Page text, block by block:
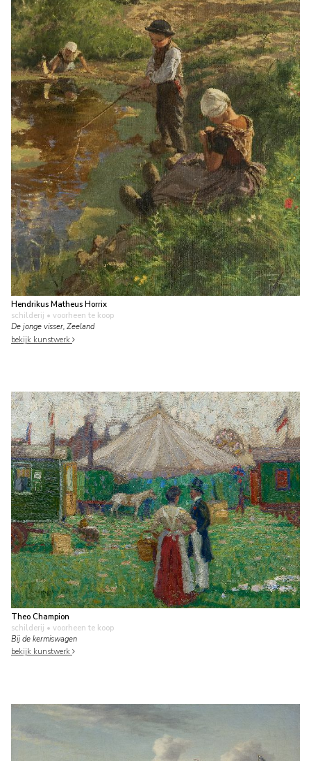
Hendrikus Matheus Horrix
schilderij • voorheen te koop
De jonge visser, Zeeland
bekijk kunstwerk
Theo Champion
schilderij • voorheen te koop
Bij de kermiswagen
bekijk kunstwerk